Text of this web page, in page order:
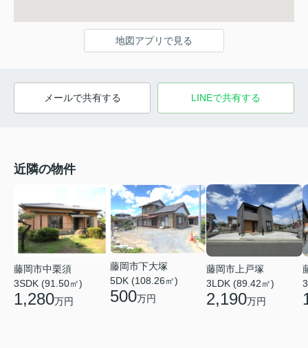
地図アプリで見る
メールで共有する LINEで共有する
近隣の物件
藤岡市中栗須
3SDK (91.50㎡)
1,280万円
藤岡市下大塚
5DK (108.26㎡)
500万円
藤岡市上戸塚
3LDK (89.42㎡)
2,190万円